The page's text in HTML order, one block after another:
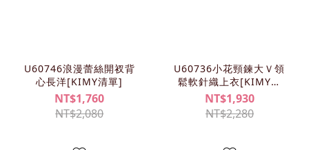
U60746浪漫蕾絲開衩背
心長洋[KIMY清單]
NT$1,760
NT$2,080
U60736小花頸鍊大Ｖ領
鬆軟針織上衣[KIMY清
單]
NT$1,930
NT$2,280